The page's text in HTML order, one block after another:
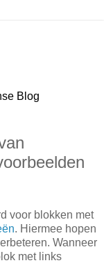
Blog
voor blokken met
. Hiermee hopen
Wanneer
met links